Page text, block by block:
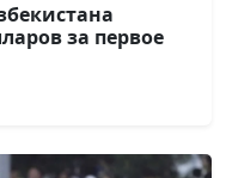
за первое